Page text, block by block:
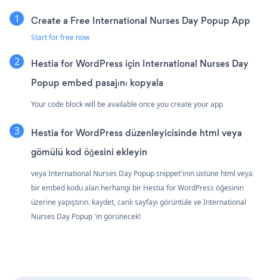
Create a Free International Nurses Day Popup App
Start for free now
Hestia for WordPress için International Nurses Day
Popup embed pasajını kopyala
Your code block will be available once you create your app
Hestia for WordPress düzenleyicisinde html veya
gömülü kod öğesini ekleyin
veya International Nurses Day Popup snippet'inin üstüne html veya
bir embed kodu alan herhangi bir Hestia for WordPress öğesinin
üzerine yapıştırın. kaydet, canlı sayfayı görüntüle ve International
Nurses Day Popup 'in görünecek!